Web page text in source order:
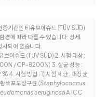
기관인 티유브이슈드 (TÜV SÜD)
경에 따라 다를 수 있습니다. 상세
시되어 있습니다.
브이슈드 (TÜV SÜD) 2. 시험 대상 :
/ CP-8200N) 3. 살균 성능 :
4. 시험 방법 : 1) 시험 세균 : 대장균
색포도상구균 (Staphylococcus
aeruginosaATCC